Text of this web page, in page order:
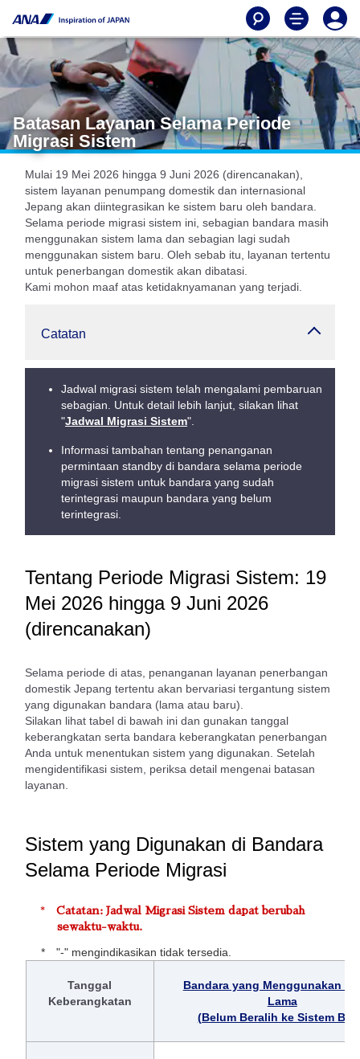
Batasan Layanan Selama Periode
Migrasi Sistem
Mulai 19 Mei 2026 hingga 9 Juni 2026 (direncanakan),
sistem layanan penumpang domestik dan internasional
Jepang akan diintegrasikan ke sistem baru oleh bandara.
Selama periode migrasi sistem ini, sebagian bandara masih
menggunakan sistem lama dan sebagian lagi sudah
menggunakan sistem baru. Oleh sebab itu, layanan tertentu
untuk penerbangan domestik akan dibatasi.
Kami mohon maaf atas ketidaknyamanan yang terjadi.
Catatan
Jadwal migrasi sistem telah mengalami pembaruan
sebagian. Untuk detail lebih lanjut, silakan lihat
"Jadwal Migrasi Sistem".
Informasi tambahan tentang penanganan
permintaan standby di bandara selama periode
migrasi sistem untuk bandara yang sudah
terintegrasi maupun bandara yang belum
terintegrasi.
Tentang Periode Migrasi Sistem: 19
Mei 2026 hingga 9 Juni 2026
(direncanakan)
Selama periode di atas, penanganan layanan penerbangan
domestik Jepang tertentu akan bervariasi tergantung sistem
yang digunakan bandara (lama atau baru).
Silakan lihat tabel di bawah ini dan gunakan tanggal
keberangkatan serta bandara keberangkatan penerbangan
Anda untuk menentukan sistem yang digunakan. Setelah
mengidentifikasi sistem, periksa detail mengenai batasan
layanan.
Sistem yang Digunakan di Bandara
Selama Periode Migrasi
Catatan: Jadwal Migrasi Sistem dapat berubah
sewaktu-waktu.
"-" mengindikasikan tidak tersedia.
Tanggal
Keberangkatan
Bandara yang Menggunakan
Lama
(Belum Beralih ke Sistem